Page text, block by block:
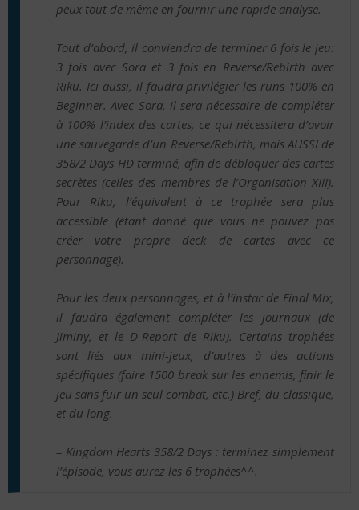
peux tout de même en fournir une rapide analyse.
Tout d’abord, il conviendra de terminer 6 fois le jeu:
3 fois avec Sora et 3 fois en Reverse/Rebirth avec
Riku. Ici aussi, il faudra privilégier les runs 100% en
Beginner. Avec Sora, il sera nécessaire de compléter
à 100% l’index des cartes, ce qui nécessitera d’avoir
une sauvegarde d’un Reverse/Rebirth, mais AUSSI de
358/2 Days HD terminé, afin de débloquer des cartes
secrètes (celles des membres de l’Organisation XIII).
Pour Riku, l’équivalent à ce trophée sera plus
accessible (étant donné que vous ne pouvez pas
créer votre propre deck de cartes avec ce
personnage).
Pour les deux personnages, et à l’instar de Final Mix,
il faudra également compléter les journaux (de
Jiminy, et le D-Report de Riku). Certains trophées
sont liés aux mini-jeux, d’autres à des actions
spécifiques (faire 1500 break sur les ennemis, finir le
jeu sans fuir un seul combat, etc.) Bref, du classique,
et du long.
– Kingdom Hearts 358/2 Days : terminez simplement
l’épisode, vous aurez les 6 trophées^^.